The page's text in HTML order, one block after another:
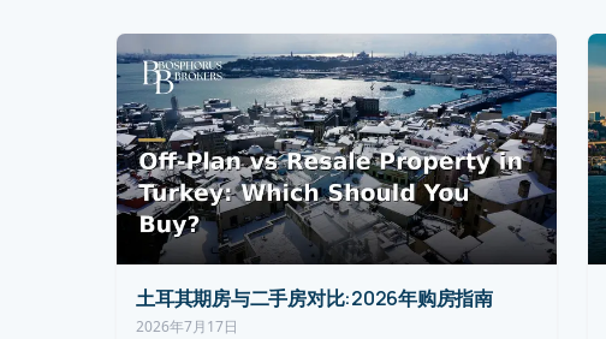
土耳其期房与二手房对比:2026年购房指南
2026年7月17日